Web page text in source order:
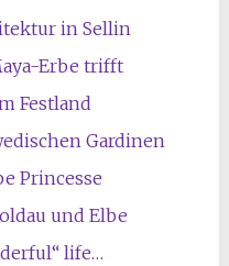
in Sellin
Erbe trifft
Festland
Gardinen
Princesse
und Elbe
life…